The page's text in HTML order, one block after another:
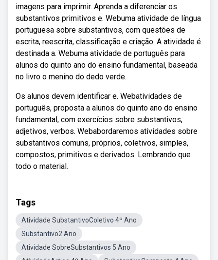
imagens para imprimir. Aprenda a diferenciar os
substantivos primitivos e. Webuma atividade de língua
portuguesa sobre substantivos, com questões de
escrita, reescrita, classificação e criação. A atividade é
destinada a. Webuma atividade de português para
alunos do quinto ano do ensino fundamental, baseada
no livro o menino do dedo verde.
Os alunos devem identificar e. Webatividades de
português, proposta a alunos do quinto ano do ensino
fundamental, com exercícios sobre substantivos,
adjetivos, verbos. Webabordaremos atividades sobre
substantivos comuns, próprios, coletivos, simples,
compostos, primitivos e derivados. Lembrando que
todo o material.
Tags
Atividade SubstantivoColetivo 4º Ano
Substantivo2 Ano
Atividade SobreSubstantivos 5 Ano